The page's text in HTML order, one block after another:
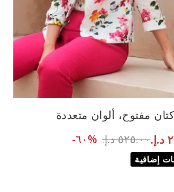
مفتوح، ألوان متعددة
Price reduced from
٥٢٥.٠٠ د.إ.‏ to ٢٠٩.٠٠ د.إ.‏%٦٠-
إضافية